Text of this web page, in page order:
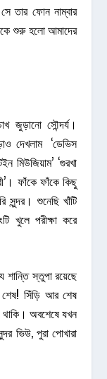
তার ফোন নাম্বার
শুরু হলো আমাদের
জুড়ানো সৌন্দর্য।
দেখলাম ‘ডেভিস
মিউজিয়াম’ ‘গুরখা
ফাঁকে ফাঁকে কিছু
সুন্দর। শুনেছি খাঁটি
খুলে পরীক্ষা করে
শান্তি স্তুপা রয়েছে
শেষ! সিঁড়ি আর শেষ
থাকি। অবশেষে যখন
ভিউ, পুরা পোখারা